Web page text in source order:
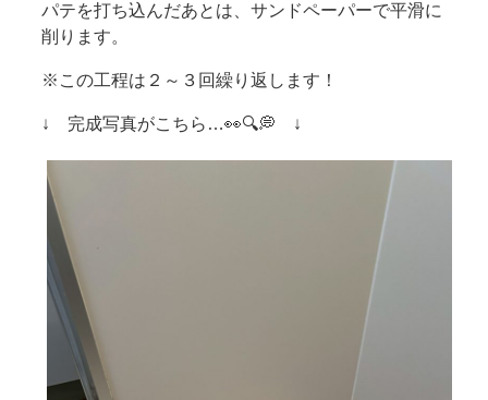
パテを打ち込んだあとは、サンドペーパーで平滑に
削ります。
※この工程は２～３回繰り返します！
↓ 完成写真がこちら…👀🔍💭 ↓